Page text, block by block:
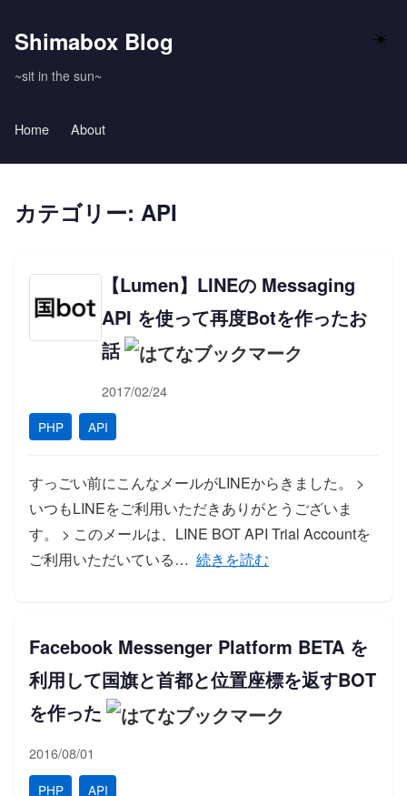
Shimabox Blog
~sit in the sun~
☀️
Home About
カテゴリー: API
【Lumen】LINEの Messaging
API を使って再度Botを作ったお
話
2017/02/24
PHP API
すっごい前にこんなメールがLINEからきました。 >
いつもLINEをご利用いただきありがとうございま
す。 > このメールは、LINE BOT API Trial Accountを
ご利用いただいている… 「【Lumen】LINEの
続きを読む
Facebook Messenger Platform BETA を
利用して国旗と首都と位置座標を返すBOT
を作った
2016/08/01
PHP API